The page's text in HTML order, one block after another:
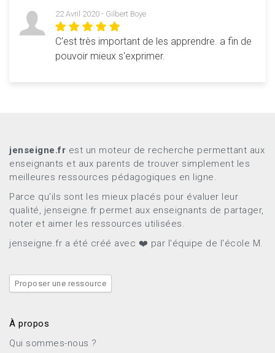
22 Avril 2020 - Gilbert Boye
C'est très important de les apprendre. a fin de
pouvoir mieux s'exprimer.
jenseigne.fr est un moteur de recherche permettant aux
enseignants et aux parents de trouver simplement les
meilleures ressources pédagogiques en ligne.
Parce qu’ils sont les mieux placés pour évaluer leur
qualité, jenseigne.fr permet aux enseignants de partager,
noter et aimer les ressources utilisées.
jenseigne.fr a été créé avec ❤️ par l'équipe de l'école M.
Proposer une ressource
À propos
Qui sommes-nous ?